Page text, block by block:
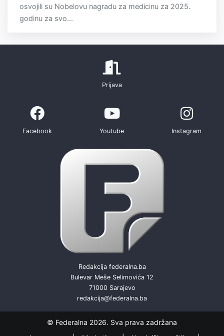
osvojili su Nobelovu nagradu za medicinu za 2025.
godinu za svo...
Prijava
Facebook Youtube Instagram
Redakcija federalna.ba
Bulevar Meše Selimovića 12
71000 Sarajevo
redakcija@federalna.ba
© Federalna 2026. Sva prava zadržana